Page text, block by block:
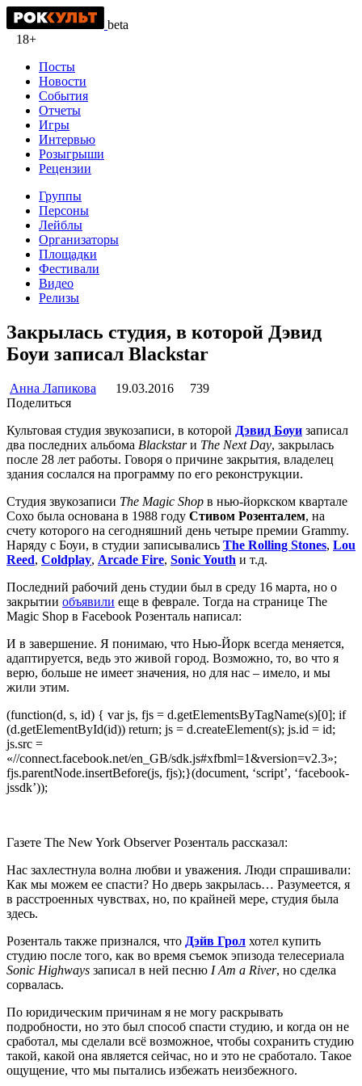
beta
18+
Посты
Новости
События
Отчеты
Игры
Интервью
Розыгрыши
Рецензии
Группы
Персоны
Лейблы
Организаторы
Площадки
Фестивали
Видео
Релизы
Закрылась студия, в которой Дэвид
Боуи записал Blackstar
Анна Лапикова 19.03.2016
739
Поделиться
Культовая студия звукозаписи, в которой Дэвид Боуи записал
два последних альбома Blackstarи The Next Day, закрылась
после 28 лет работы. Говоря о причине закрытия, владелец
здания сослался на программу по его реконструкции.
Студия звукозаписи The Magic Shop в нью-йоркском квартале
Сохо была основана в 1988 году Стивом Розенталем, на
счету которого на сегодняшний день четыре премии Grammy.
Наряду с Боуи, в студии записывались The Rolling Stones, Lou
Reed, Coldplay, Arcade Fire, Sonic Youth и т.д.
Последний рабочий день студии был в среду 16 марта, но о
закрытии объявили еще в феврале. Тогда на странице The
Magic Shop в Facebook Розенталь написал:
И в завершение. Я понимаю, что Нью-Йорк всегда меняется,
адаптируется, ведь это живой город. Возможно, то, во что я
верю, больше не имеет значения, но для нас – имело, и мы
жили этим.
(function(d, s, id) { var js, fjs = d.getElementsByTagName(s)[0]; if
(d.getElementById(id)) return; js = d.createElement(s); js.id = id;
js.src =
«//connect.facebook.net/en_GB/sdk.js#xfbml=1&version=v2.3»;
fjs.parentNode.insertBefore(js, fjs);}(document, ‘script’, ‘facebook-
jssdk’));
Газете The New York Observer Розенталь рассказал:
Нас захлестнула волна любви и уважения. Люди спрашивали:
Как мы можем ее спасти? Но дверь закрылась… Разумеется, я
в расстроенных чувствах, но, по крайней мере, студия была
здесь.
Розенталь также признался, что Дэйв Грол хотел купить
студию после того, как во время съемок эпизода телесериала
Sonic Highways записал в ней песню I Am a River, но сделка
сорвалась.
По юридическим причинам я не могу раскрывать
подробности, но это был способ спасти студию, и когда он не
сработал, мы сделали всё возможное, чтобы сохранить студию
такой, какой она является сейчас, но и это не сработало. Такое
ощущение, что мы пытались избежать неизбежного.